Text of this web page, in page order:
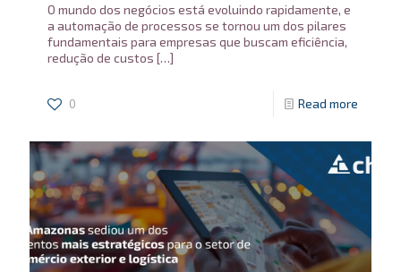
O mundo dos negócios está evoluindo rapidamente, e
a automação de processos se tornou um dos pilares
fundamentais para empresas que buscam eficiência,
redução de custos […]
0 Read more